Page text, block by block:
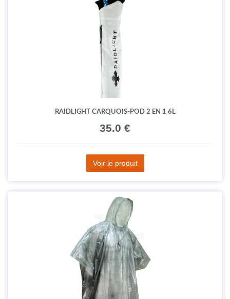
RAIDLIGHT CARQUOIS-POD 2 EN 1 6L
35.0 €
Voir le produit